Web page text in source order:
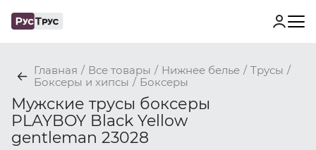
Главная / Все товары / Нижнее белье / Трусы /
Боксеры и хипсы / Боксеры
Мужские трусы боксеры
PLAYBOY Black Yellow
gentleman 23028